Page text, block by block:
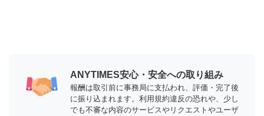
ANYTIMES安心・安全への取り組み
報酬は取引前に事務局に支払われ、評価・完了後
に振り込まれます。利用規約違反の恐れや、少し
でも不審な内容のサービスやリクエストやユーザ